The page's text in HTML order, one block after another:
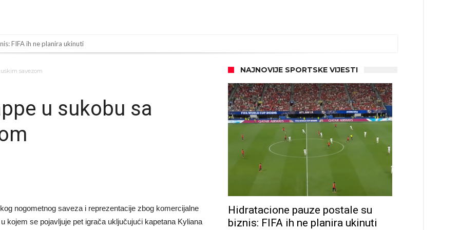
FIFA ih ne planira ukinuti
zvezdu Serie A?
zbog navoda o nasilju u porodici
savezom
u sukobu sa
nogometnog saveza i reprezentacije zbog komercijalne
kojem se pojavljuje pet igrača uključujući kapetana Kyliana
NAJNOVIJE SPORTSKE VIJESTI
Hidratacione pauze postale su
biznis: FIFA ih ne planira ukinuti